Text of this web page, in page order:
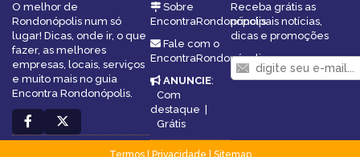
O melhor de
Rondonópolis num só
lugar! Dicas, onde ir, o que
fazer, as melhores
empresas, locais, serviços
e muito mais no guia
Encontra Rondonópolis.
Sobre
EncontraRondonópolis
Fale com o
EncontraRondonópolis
ANUNCIE:
Com
destaque
Grátis
Receba grátis as
principais notícias,
dicas e promoções